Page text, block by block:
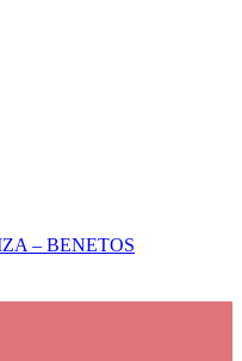
– BENETOS